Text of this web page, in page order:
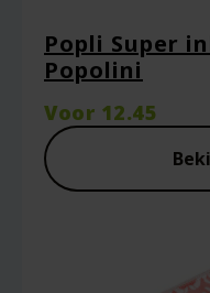
Popli Super
Popolini
Voor 12.45